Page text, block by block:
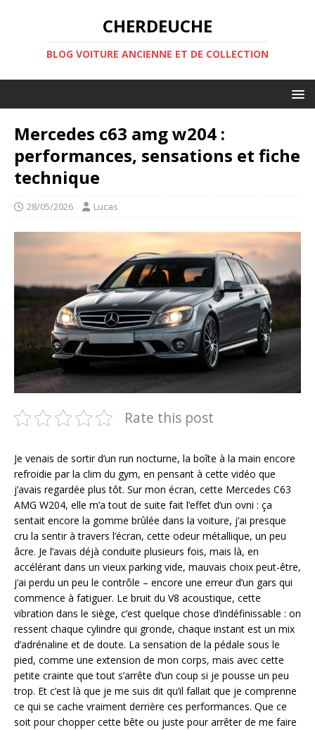
CHERDEUCHE
BLOG VOITURE ANCIENNE ET DE COLLECTION
Mercedes c63 amg w204 :
performances, sensations et fiche
technique
28/05/2026 Lucas
Rate this post
Je venais de sortir d’un run nocturne, la boîte à la main encore
refroidie par la clim du gym, en pensant à cette vidéo que
j’avais regardée plus tôt. Sur mon écran, cette Mercedes C63
AMG W204, elle m’a tout de suite fait l’effet d’un ovni : ça
sentait encore la gomme brûlée dans la voiture, j’ai presque
cru la sentir à travers l’écran, cette odeur métallique, un peu
âcre. Je l’avais déjà conduite plusieurs fois, mais là, en
accélérant dans un vieux parking vide, mauvais choix peut-être,
j’ai perdu un peu le contrôle – encore une erreur d’un gars qui
commence à fatiguer. Le bruit du V8 acoustique, cette
vibration dans le siège, c’est quelque chose d’indéfinissable : on
ressent chaque cylindre qui gronde, chaque instant est un mix
d’adrénaline et de doute. La sensation de la pédale sous le
pied, comme une extension de mon corps, mais avec cette
petite crainte que tout s’arrête d’un coup si je pousse un peu
trop. Et c’est là que je me suis dit qu’il fallait que je comprenne
ce qui se cache vraiment derrière ces performances. Que ce
soit pour chopper cette bête ou juste pour arrêter de me faire